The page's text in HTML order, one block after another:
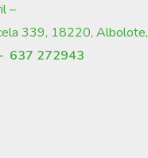
–
339, 18220, Albolote,
637 272943